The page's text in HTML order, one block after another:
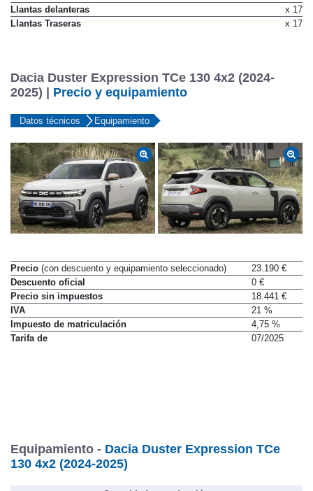
Llantas delanteras
x 17
Llantas Traseras
x 17
Dacia Duster Expression TCe 130 4x2 (2024-
2025) | Precio y equipamiento
Datos técnicos Equipamiento
Precio (con descuento y equipamiento seleccionado)
23.190 €
Descuento oficial
0 €
Precio sin impuestos
18.441 €
IVA
21 %
Impuesto de matriculación
4,75 %
Tarifa de
07/2025
Equipamiento - Dacia Duster Expression TCe
130 4x2 (2024-2025)